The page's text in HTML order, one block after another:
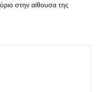
στην αίθουσα της